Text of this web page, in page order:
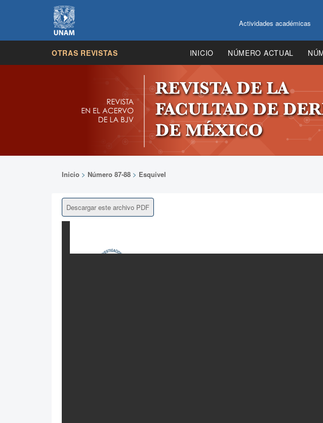
Actividades académicas
OTRAS REVISTAS INICIO NÚMERO ACTUAL
Inicio > Número 87-88 > Esquivel
Descargar este archivo PDF